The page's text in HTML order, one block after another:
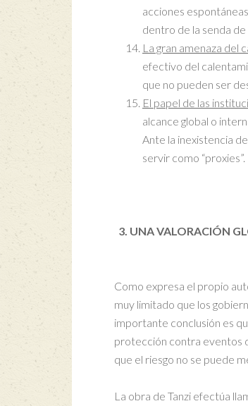
acciones
dentro de la senda
La gran amenaza del
efectivo del
que no pueden ser
El papel de las
alcance global o
Ante la inexistencia
servir como “proxies”.
3. UNA VALORACIÓN
Como expresa el propio
muy limitado que los
importante conclusión es
protección contra eventos
que el riesgo no se puede
La obra de Tanzi efectúa